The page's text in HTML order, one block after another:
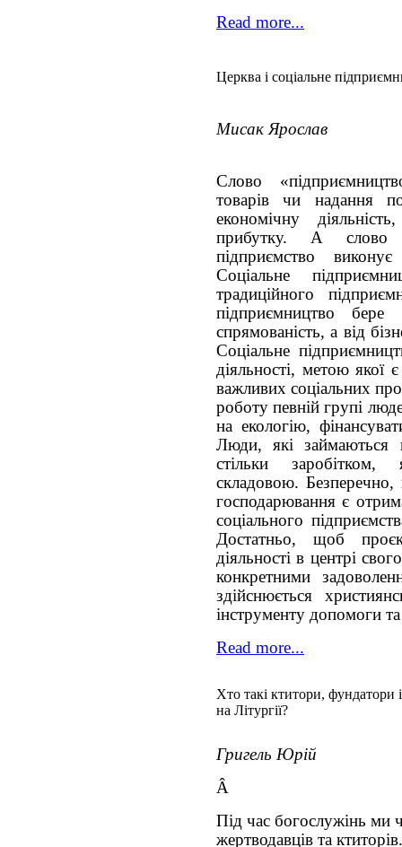
Read more...
Церква і соціальне
Мисак Ярослав
Слово
товарів чи надання
економічну
прибутку. А слово
підприємство
Соціальне
традиційного
підприємництво бере
спрямованість, а від
Соціальне
діяльності, метою якої
важливих соціальних
роботу певній групі
на екологію,
Люди, які займаються
стільки
складовою. Безперечно,
господарювання є
соціального
Достатньо, щоб
діяльності в центрі
конкретними
здійснюється
інструменту допомоги
Read more...
Хто такі ктитори, фундатори
на Літургії?
Григель Юрій
Â
Під час богослужінь ми
жертводавців та